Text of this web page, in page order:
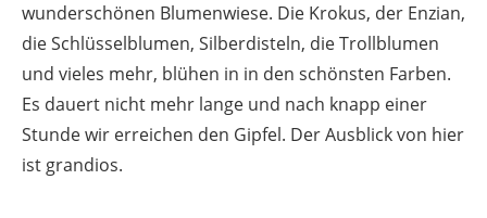
wunderschönen Blumenwiese. Die Krokus, der Enzian,
die Schlüsselblumen, Silberdisteln, die Trollblumen
und vieles mehr, blühen in in den schönsten Farben.
Es dauert nicht mehr lange und nach knapp einer
Stunde wir erreichen den Gipfel. Der Ausblick von hier
ist grandios.